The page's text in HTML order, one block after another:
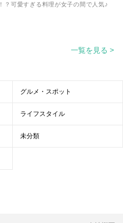
？可愛すぎる料理が女子の間で人気♪
一覧を見る >
グルメ・スポット
ライフスタイル
未分類